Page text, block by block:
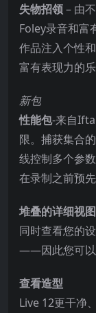
失物招领– 由
Foley录音和富
作品注入个性
富有表现力的
新包
性能包-来自
限。捕获集合
线控制多个参
在录制之前预
堆叠的详细视图
同时查看您的
——因此您可以
查看造型
Live 12更干净